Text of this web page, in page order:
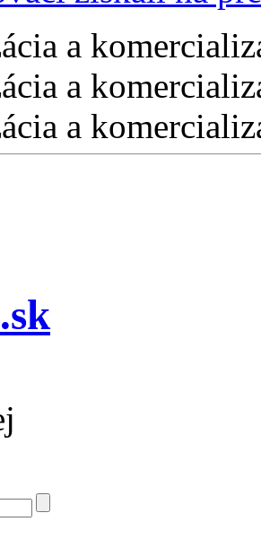
a
a
a